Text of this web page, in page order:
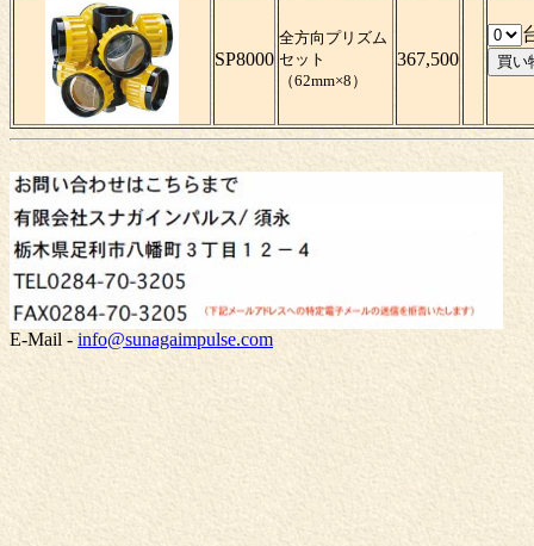
SP8000
全方向プリズム
セット
（62mm×8）
367,500
E-Mail - info@sunagaimpulse.com